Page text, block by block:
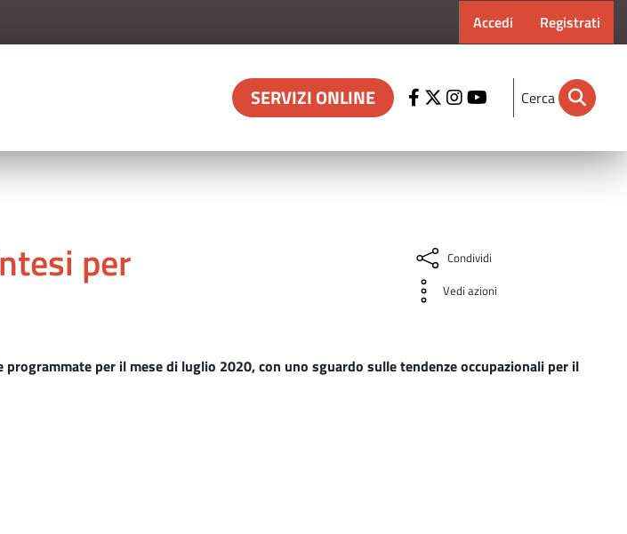
Menu profilo
Accedi Registrati
SERVIZI ONLINE Cerca
per
Condividi
Vedi azioni
per il mese di luglio 2020, con uno sguardo sulle tendenze occupazionali per il